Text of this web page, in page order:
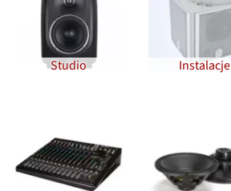
Studio Instalacje